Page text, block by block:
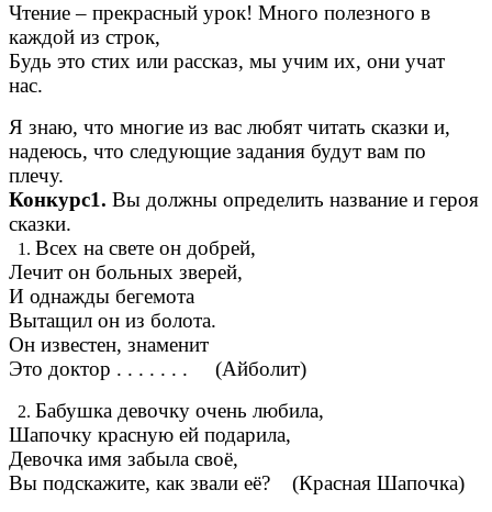
Чтение – прекрасный урок! Много полезного в
каждой из строк,
Будь это стих или рассказ, мы учим их, они учат
нас.
Я знаю, что многие из вас любят читать сказки и,
надеюсь, что следующие задания будут вам по
плечу.
Конкурс1. Вы должны определить название и героя
сказки.
Всех на свете он добрей,
Лечит он больных зверей,
И однажды бегемота
Вытащил он из болота.
Он известен, знаменит
Это доктор . . . . . . . (Айболит)
Бабушка девочку очень любила,
Шапочку красную ей подарила,
Девочка имя забыла своё,
Вы подскажите, как звали её? (Красная Шапочка)